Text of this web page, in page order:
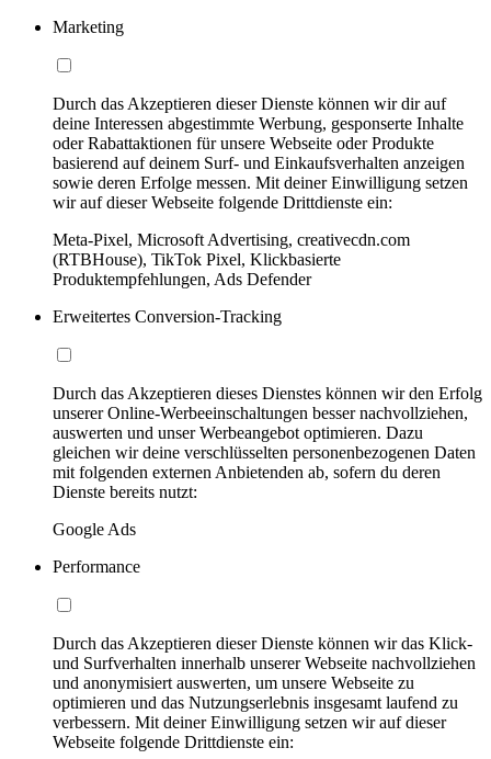
Marketing
Durch das Akzeptieren dieser Dienste können wir dir auf
deine Interessen abgestimmte Werbung, gesponserte Inhalte
oder Rabattaktionen für unsere Webseite oder Produkte
basierend auf deinem Surf- und Einkaufsverhalten anzeigen
sowie deren Erfolge messen. Mit deiner Einwilligung setzen
wir auf dieser Webseite folgende Drittdienste ein:
Meta-Pixel, Microsoft Advertising, creativecdn.com
(RTBHouse), TikTok Pixel, Klickbasierte
Produktempfehlungen, Ads Defender
Erweitertes Conversion-Tracking
Durch das Akzeptieren dieses Dienstes können wir den Erfolg
unserer Online-Werbeeinschaltungen besser nachvollziehen,
auswerten und unser Werbeangebot optimieren. Dazu
gleichen wir deine verschlüsselten personenbezogenen Daten
mit folgenden externen Anbietenden ab, sofern du deren
Dienste bereits nutzt:
Google Ads
Performance
Durch das Akzeptieren dieser Dienste können wir das Klick-
und Surfverhalten innerhalb unserer Webseite nachvollziehen
und anonymisiert auswerten, um unsere Webseite zu
optimieren und das Nutzungserlebnis insgesamt laufend zu
verbessern. Mit deiner Einwilligung setzen wir auf dieser
Webseite folgende Drittdienste ein: